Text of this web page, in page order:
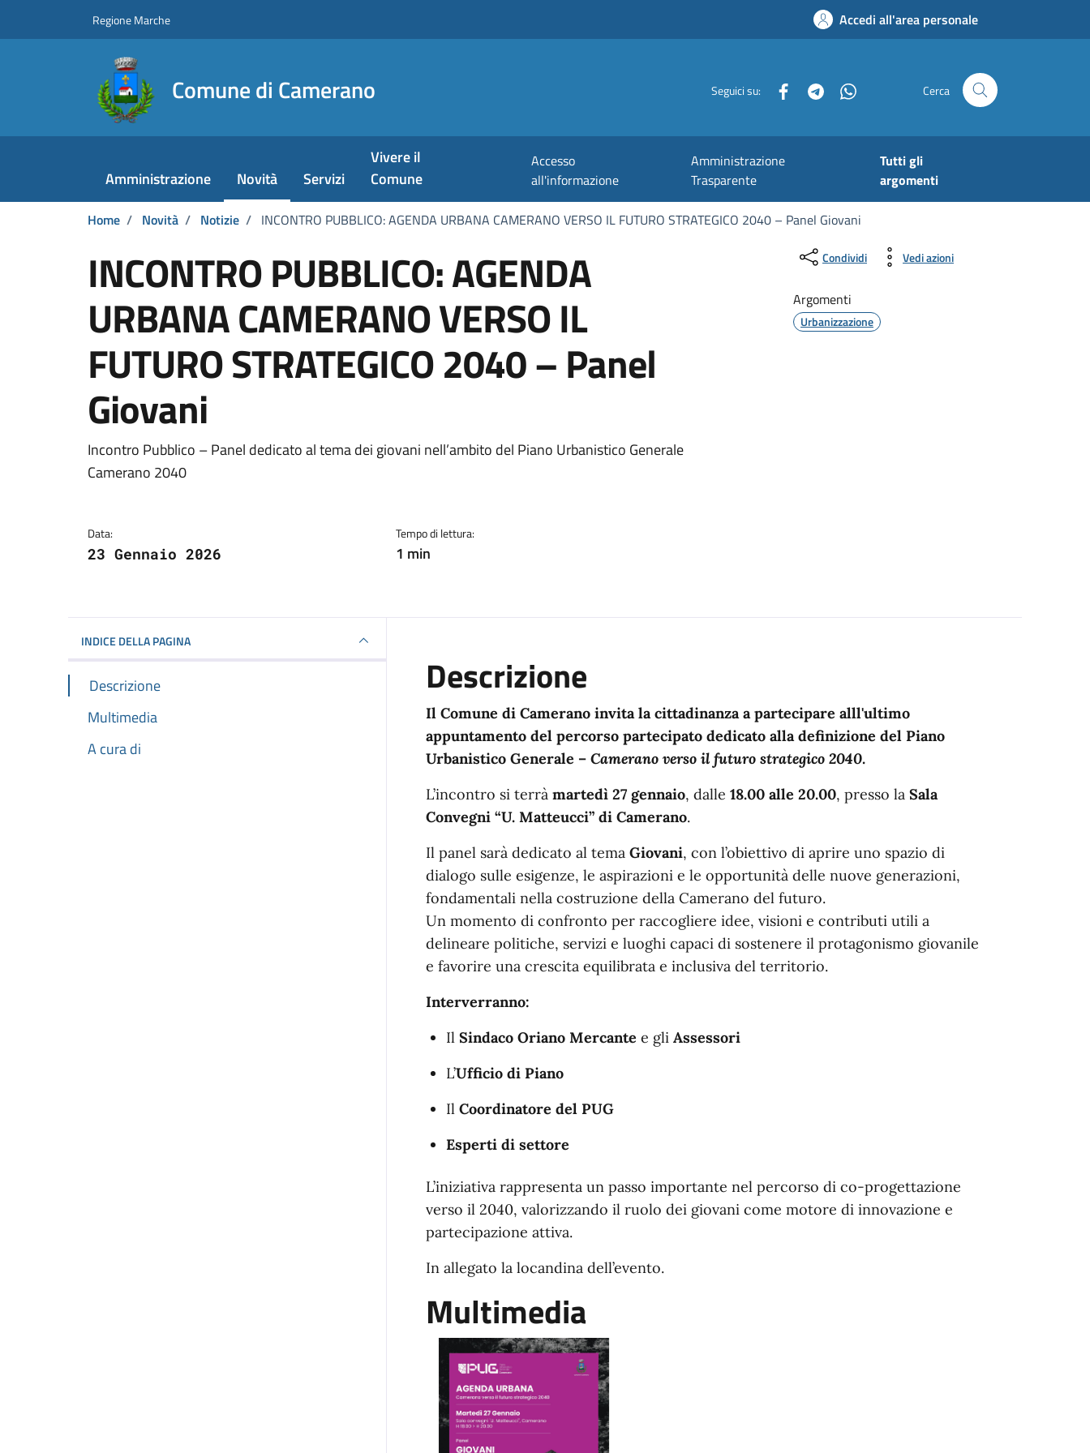
Regione Marche Accedi all'area personale
Comune di Camerano Seguici su: FacebookTelegram Cerca
Amministrazione Novità Servizi
Vivere il
Comune
Accesso
all'informazione
Amministrazione
Trasparente
Tutti gli
argomenti
Home / Novità / Notizie / INCONTRO PUBBLICO: AGENDA URBANA CAMERANO VERSO IL FUTURO STRATEGICO 2040 – Panel Giovani
INCONTRO PUBBLICO: AGENDA
URBANA CAMERANO VERSO IL
FUTURO STRATEGICO 2040 – Panel
Giovani
Dettagli della notizia
Incontro Pubblico – Panel dedicato al tema dei giovani nell’ambito del Piano Urbanistico Generale
Camerano 2040
Data:
23 Gennaio 2026
Tempo di lettura:
1 min
Condividi Vedi azioni
Argomenti
Urbanizzazione
INDICE DELLA PAGINA
Descrizione
Multimedia
A cura di
Descrizione
Il Comune di Camerano invita la cittadinanza a partecipare alll'ultimo
appuntamento del percorso partecipato dedicato alla definizione del Piano
Urbanistico Generale – Camerano verso il futuro strategico 2040.
L’incontro si terrà martedì 27 gennaio, dalle 18.00 alle 20.00, presso la Sala
Convegni “U. Matteucci” di Camerano.
Il panel sarà dedicato al tema Giovani, con l’obiettivo di aprire uno spazio di
dialogo sulle esigenze, le aspirazioni e le opportunità delle nuove generazioni,
fondamentali nella costruzione della Camerano del futuro.
Un momento di confronto per raccogliere idee, visioni e contributi utili a
delineare politiche, servizi e luoghi capaci di sostenere il protagonismo giovanile
e favorire una crescita equilibrata e inclusiva del territorio.
Interverranno:
Il Sindaco Oriano Mercante e gli Assessori
L’Ufficio di Piano
Il Coordinatore del PUG
Esperti di settore
L’iniziativa rappresenta un passo importante nel percorso di co-progettazione
verso il 2040, valorizzando il ruolo dei giovani come motore di innovazione e
partecipazione attiva.
In allegato la locandina dell’evento.
Multimedia